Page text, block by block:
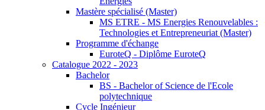
Mastère spécialisé (Master)
MS ETRE - MS Energies Renouvelables :
Technologies et Entrepreneuriat (Master)
Programme d'échange
EuroteQ - Diplôme EuroteQ
Catalogue 2022 - 2023
Bachelor
BS - Bachelor of Science de l'Ecole
polytechnique
Cycle Ingénieur